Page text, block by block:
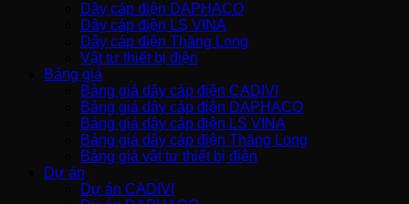
Dây cáp điện DAPHACO
Dây cáp điện LS VINA
Dây cáp điện Thăng Long
Vật tư thiết bị điện
Bảng giá
Bảng giá dây cáp điện CADIVI
Bảng giá dây cáp điện DAPHACO
Bảng giá dây cáp điện LS VINA
Bảng giá dây cáp điện Thăng Long
Bảng giá vật tư thiết bị điện
Dự án
Dự án CADIVI